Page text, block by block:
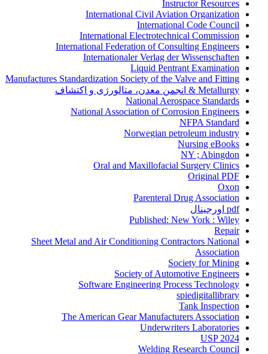
Instructor Resources
International Civil Aviation Organization
International Code Council
International Electrotechnical Commission
International Federation of Consulting Engineers
Internationaler Verlag der Wissenschaften
Liquid Pentrant Examination
Manufactures Standardization Society of the Valve and Fitting
Metallurgy & انجمن معدن، متالورژی و اکتشاف
National Aerospace Standards
National Association of Corrosion Engineers
NFPA Standard
Norwegian petroleum industry
Nursing eBooks
NY ; Abingdon
Oral and Maxillofacial Surgery Clinics
Original PDF
Oxon
Parenteral Drug Association
pdf اورجینال
Published: New York : Wiley
Repair
Sheet Metal and Air Conditioning Contractors National
Association
Society for Mining
Society of Automotive Engineers
Software Engineering Process Technology
spiedigitallibrary
Tank Inspection
The American Gear Manufacturers Association
Underwriters Laboratories
USP 2024
Welding Research Council